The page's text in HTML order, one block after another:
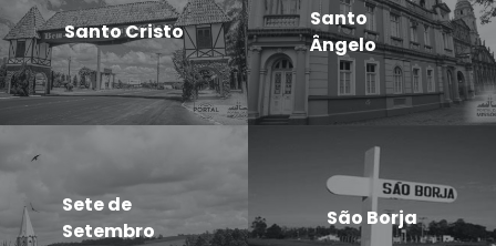
Santo Cristo
Santo
Ângelo
Sete de
Setembro
São Borja